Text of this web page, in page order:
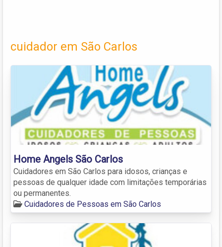
cuidador em São Carlos
Home Angels São Carlos
Cuidadores em São Carlos para idosos, crianças e
pessoas de qualquer idade com limitações temporárias
ou permanentes.
Cuidadores de Pessoas em São Carlos